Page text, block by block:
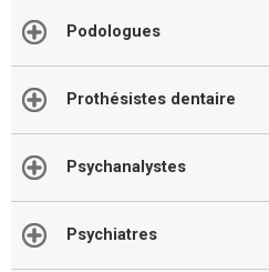
Podologues
Prothésistes dentaire
Psychanalystes
Psychiatres